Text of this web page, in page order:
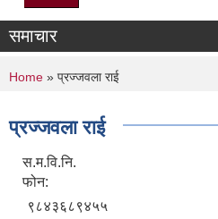
समाचार
You are here
Home » प्रज्जवला राई
प्रज्जवला राई
स.म.वि.नि.
फोन:
९८४३६८९४५५